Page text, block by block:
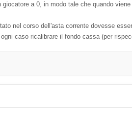
a 0, in modo tale che quando
nel corso dell'asta corrente dovesse
caso ricalibrare il fondo cassa (per